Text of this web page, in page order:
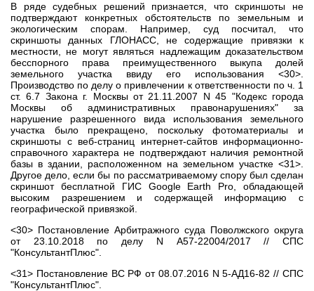
В ряде судебных решений признается, что скриншоты не
подтверждают конкретных обстоятельств по земельным и
экологическим спорам. Например, суд посчитал, что
скриншоты данных ГЛОНАСС, не содержащие привязки к
местности, не могут являться надлежащим доказательством
бесспорного права преимущественного выкупа долей
земельного участка ввиду его использования <30>.
Производство по делу о привлечении к ответственности по ч. 1
ст. 6.7 Закона г. Москвы от 21.11.2007 N 45 "Кодекс города
Москвы об административных правонарушениях" за
нарушение разрешенного вида использования земельного
участка было прекращено, поскольку фотоматериалы и
скриншоты с веб-страниц интернет-сайтов информационно-
справочного характера не подтверждают наличия ремонтной
базы в здании, расположенном на земельном участке <31>.
Другое дело, если бы по рассматриваемому спору был сделан
скриншот бесплатной ГИС Google Earth Pro, обладающей
высоким разрешением и содержащей информацию с
географической привязкой.
<30> Постановление Арбитражного суда Поволжского округа
от 23.10.2018 по делу N А57-22004/2017 // СПС
"КонсультантПлюс".
<31> Постановление ВС РФ от 08.07.2016 N 5-АД16-82 // СПС
"КонсультантПлюс".